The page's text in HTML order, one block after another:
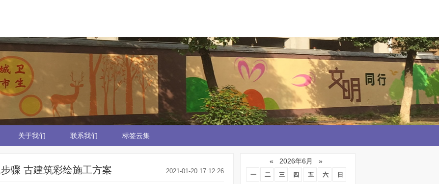
关于我们 联系我们 标签云集
2021-01-20 17:12:26
骤 古建筑彩绘施工方案
« 2026年6月 »
一 二 三 四 五 六 日